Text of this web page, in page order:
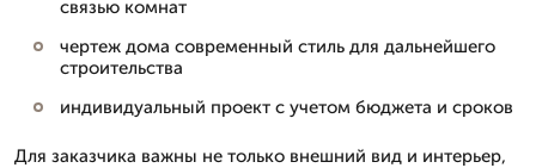
связью комнат
чертеж дома современный стиль для дальнейшего
строительства
индивидуальный проект с учетом бюджета и сроков
Для заказчика важны не только внешний вид и интерьер,